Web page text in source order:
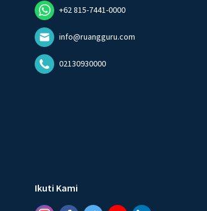
+62 815-7441-0000
info@ruangguru.com
02130930000
Ikuti Kami